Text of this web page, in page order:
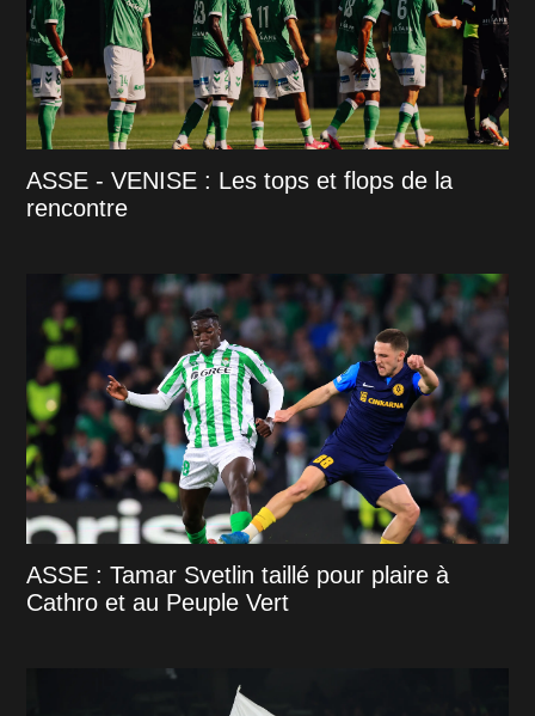
ASSE - VENISE : Les tops et flops de la
rencontre
ASSE : Tamar Svetlin taillé pour plaire à
Cathro et au Peuple Vert